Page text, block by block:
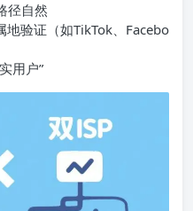
径自然
验证（如TikTok、Facebo
用户”